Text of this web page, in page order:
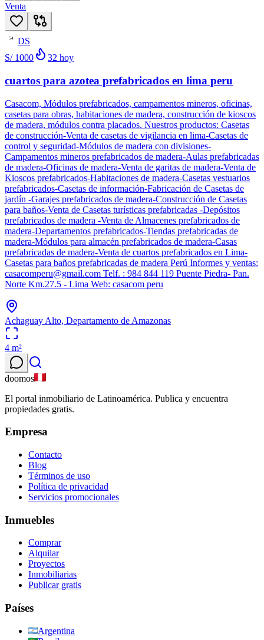
Venta
54
DS
S/ 1000
32 hoy
cuartos para azotea prefabricados en lima peru
Casacom, Módulos prefabricados, campamentos mineros, oficinas,
casetas para obras, habitaciones de madera, construcción de kioscos
de madera, módulos contra placados. Nuestros productos: Casetas
de construcción-Venta de casetas de vigilancia en lima-Casetas de
control y seguridad-Módulos de madera con divisiones-
Campamentos mineros prefabricados de madera-Aulas prefabricadas
de madera-Oficinas de madera-Venta de garitas de madera-Venta de
Kioscos prefabricados-Habitaciones de madera-Casetas vestuarios
prefabricados-Casetas de información-Fabricación de Casetas de
jardín -Garajes prefabricados de madera-Construcción de Casetas
para baños-Venta de Casetas turísticas prefabricadas -Depósitos
prefabricados de madera -Venta de Almacenes prefabricados de
madera-Departamentos prefabricados-Tiendas prefabricadas de
madera-Módulos para almacén prefabricados de madera-Casas
prefabricadas de madera-Venta de cuartos prefabricados en Lima-
Casetas para baños prefabricadas de madera Perú Informes y ventas:
casacomperu@gmail.com Telf. : 984 844 119 Puente Piedra- Pan.
Norte Km.27.5 - Lima Web: casacom peru
Achaguay Alto, Departamento de Amazonas
4 m²
doomos
El portal inmobiliario de Latinoamérica. Publica y encuentra
propiedades gratis.
Empresa
Contacto
Blog
Términos de uso
Política de privacidad
Servicios promocionales
Inmuebles
Comprar
Alquilar
Proyectos
Inmobiliarias
Publicar gratis
Países
Argentina